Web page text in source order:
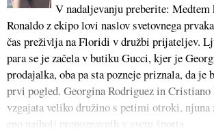
V nadaljevanju preberite:
Ronaldo z ekipo lovi naslov svetovnega
čas preživlja na Floridi v družbi prijateljev.
para se je začela v butiku Gucci, kjer je
prodajalka, oba pa sta pozneje priznala, da je
prvi pogled. Georgina Rodriguez in Cristiano
vzgajata veliko družino s petimi otroki, njuna
eno najbolj prepoznavnih v svetu športa